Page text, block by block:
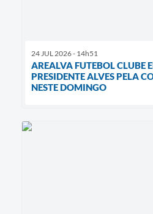
24 JUL 2026 - 14h51
AREALVA FUTEBOL CLUBE
PRESIDENTE ALVES PELA
NESTE DOMINGO